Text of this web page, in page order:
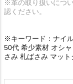
※革の取り扱いにつ
認ください。
※キーワード：ナイ
50代 希少素材 オシ
さみ 札ばさみ マッ